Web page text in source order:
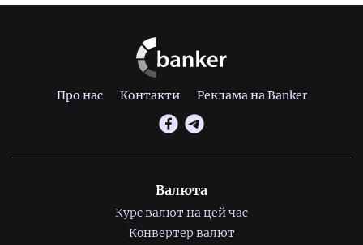
Про нас Контакти Реклама на Banker
Валюта
Курс валют на цей час
Конвертер валют